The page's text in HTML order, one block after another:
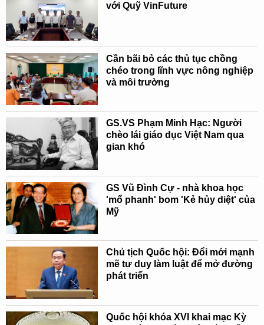
với Quỹ VinFuture
Cần bãi bỏ các thủ tục chồng
chéo trong lĩnh vực nông nghiệp
và môi trường
GS.VS Phạm Minh Hạc: Người
chèo lái giáo dục Việt Nam qua
gian khó
GS Vũ Đình Cự - nhà khoa học
'mổ phanh' bom 'Kẻ hủy diệt' của
Mỹ
Chủ tịch Quốc hội: Đổi mới mạnh
mẽ tư duy làm luật để mở đường
phát triển
Quốc hội khóa XVI khai mạc Kỳ